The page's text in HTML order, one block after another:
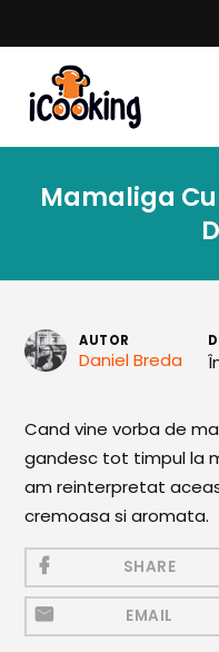
Retete
Toate Reţetele
Aperitive Calde
Aperitive Reci
Mezeluri
Ronțăieli
Băuturi
Băuturi calde
Mamaliga Cu
AUTOR
Daniel Breda
Cand vine vorba de
gandesc tot timpul la
am reinterpretat
cremoasa si aromata.
SHARE
EMAIL